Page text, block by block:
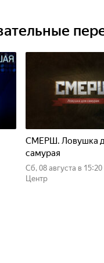
СМЕРШ. Ловушка
самурая
сб, 08 августа в 15:20
Центр